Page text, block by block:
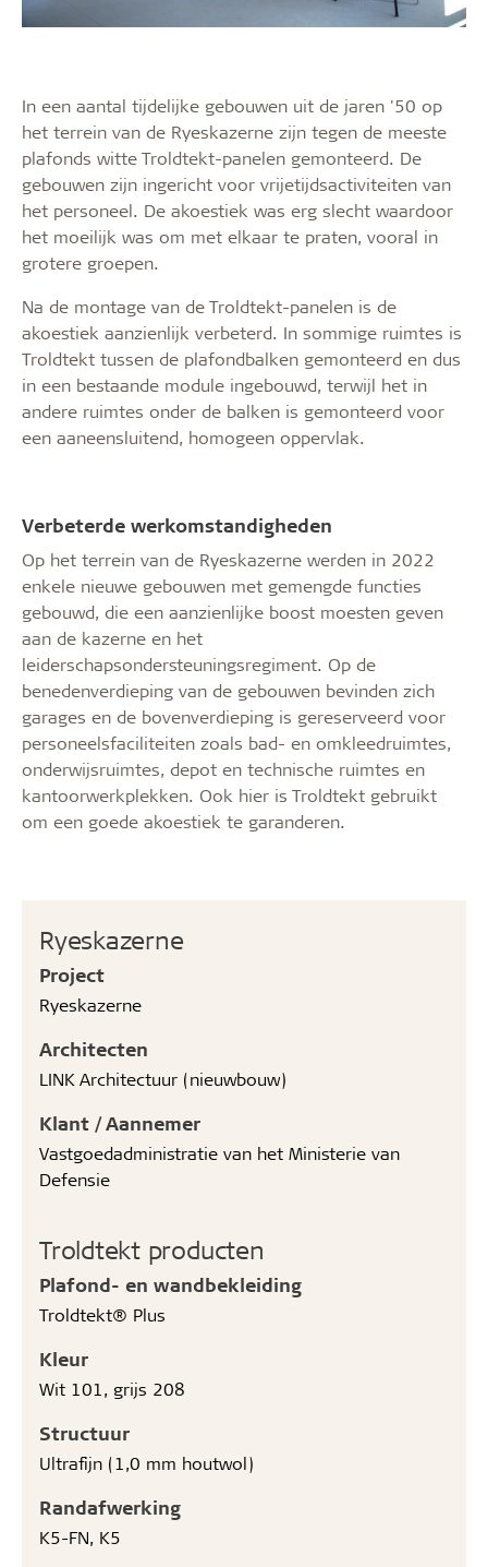
Ryeskazerne
Project
Ryeskazerne
Architecten
LINK Architectuur (nieuwbouw)
Klant / Aannemer
Vastgoedadministratie van het Ministerie van
Defensie
Troldtekt producten
Plafond- en wandbekleiding
Troldtekt® Plus
Kleur
Wit 101, grijs 208
Structuur
Ultrafijn (1,0 mm houtwol)
Randafwerking
K5-FN, K5
In een aantal tijdelijke gebouwen uit de jaren '50 op
het terrein van de Ryeskazerne zijn tegen de meeste
plafonds witte Troldtekt-panelen gemonteerd. De
gebouwen zijn ingericht voor vrijetijdsactiviteiten van
het personeel. De akoestiek was erg slecht waardoor
het moeilijk was om met elkaar te praten, vooral in
grotere groepen.
Na de montage van de Troldtekt-panelen is de
akoestiek aanzienlijk verbeterd. In sommige ruimtes is
Troldtekt tussen de plafondbalken gemonteerd en dus
in een bestaande module ingebouwd, terwijl het in
andere ruimtes onder de balken is gemonteerd voor
een aaneensluitend, homogeen oppervlak.
Verbeterde werkomstandigheden
Op het terrein van de Ryeskazerne werden in 2022
enkele nieuwe gebouwen met gemengde functies
gebouwd, die een aanzienlijke boost moesten geven
aan de kazerne en het
leiderschapsondersteuningsregiment. Op de
benedenverdieping van de gebouwen bevinden zich
garages en de bovenverdieping is gereserveerd voor
personeelsfaciliteiten zoals bad- en omkleedruimtes,
onderwijsruimtes, depot en technische ruimtes en
kantoorwerkplekken. Ook hier is Troldtekt gebruikt
om een goede akoestiek te garanderen.